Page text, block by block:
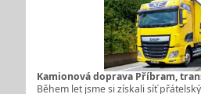
Kamionová doprava Příbram,
Během let jsme si získali síť